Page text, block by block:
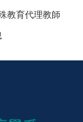
教育代理教師